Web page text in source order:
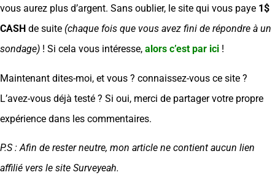
vous aurez plus d’argent. Sans oublier, le site qui vous paye 1$
CASH de suite (chaque fois que vous avez fini de répondre à un
sondage) ! Si cela vous intéresse, alors c’est par ici !
Maintenant dites-moi, et vous ? connaissez-vous ce site ?
L’avez-vous déjà testé ? Si oui, merci de partager votre propre
expérience dans les commentaires.
P.S : Afin de rester neutre, mon article ne contient aucun lien
affilié vers le site Surveyeah.